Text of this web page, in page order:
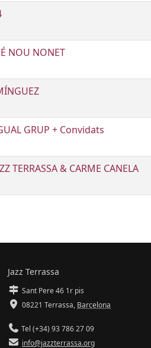
NOU NONET
GRUP + Convidats
TERRASSA & CARME CANELA
Jazz Terrassa
Sant Pere 46 1r pis
08221 Terrassa, Barcelona
Tel (+34) 93 786 27 09
info@jazzterrassa.org